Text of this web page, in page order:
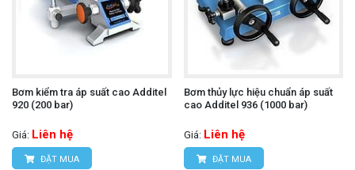
Bơm kiểm tra áp suất cao Additel
920 (200 bar)
Giá: Liên hệ
ĐẶT MUA
Bơm thủy lực hiệu chuẩn áp suất
cao Additel 936 (1000 bar)
Giá: Liên hệ
ĐẶT MUA